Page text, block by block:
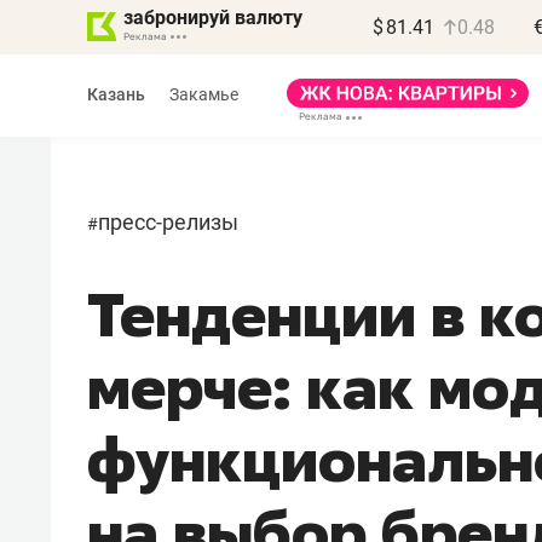
забронируй валюту $ 81.41 0.48
Казань Закамье
#пресс-релизы
Тенденции в
мерче: как
Василь Мазитов
МАРТ
«Не зная местных
потерять минимум
полгода»